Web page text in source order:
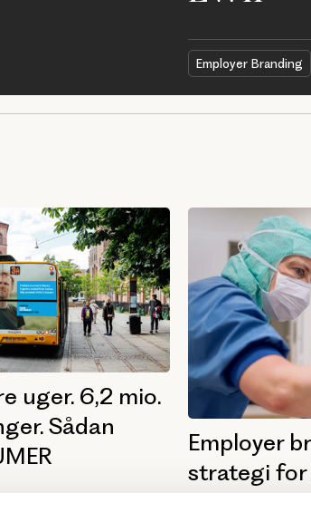
Employer Branding
uger. 6,2 mio.
Sådan
Employer
strategi for